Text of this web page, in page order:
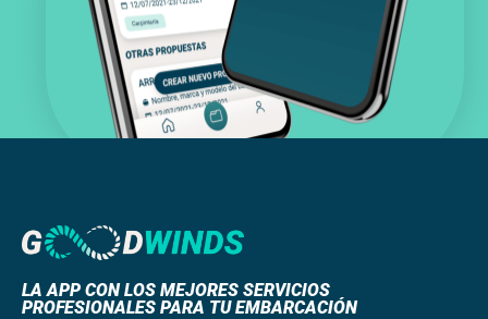
LA APP CON LOS MEJORES SERVICIOS
PROFESIONALES PARA TU EMBARCACIÓN